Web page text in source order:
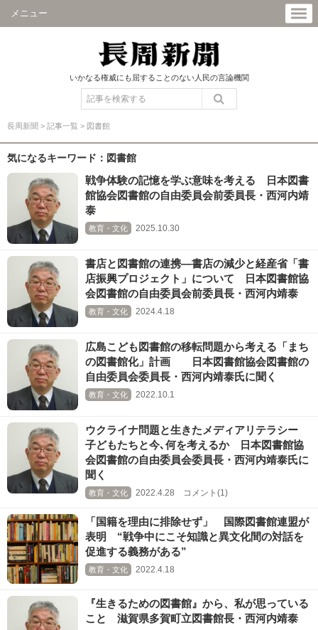
メニュー
いかなる権威にも屈することのない人民の言論機関
長周新聞 > 記事一覧 > 図書館
気になるキーワード：図書館
戦争体験の記憶を学ぶ意味を考える 日本図書
館協会図書館の自由委員会前委員長・西河内靖
泰
教育・文化 2025.10.30
書店と図書館の連携―書店の減少と経産省「書
店振興プロジェクト」について 日本図書館協
会図書館の自由委員会前委員長・西河内靖泰
教育・文化 2024.4.18
広島こども図書館の移転問題から考える「まち
の図書館化」計画 日本図書館協会図書館の
自由委員会委員長・西河内靖泰氏に聞く
教育・文化 2022.10.1
ウクライナ問題と生きたメディアリテラシー
子どもたちと今､何を考えるか 日本図書館協
会図書館の自由委員会委員長・西河内靖泰氏に
聞く
教育・文化 2022.4.28 コメント(1)
「国籍を理由に排除せず」 国際図書館連盟が
表明 “戦争中にこそ知識と異文化間の対話を
促進する義務がある”
教育・文化 2022.4.18
『生きるための図書館』から、私が思っている
こと 滋賀県多賀町立図書館長・西河内靖泰